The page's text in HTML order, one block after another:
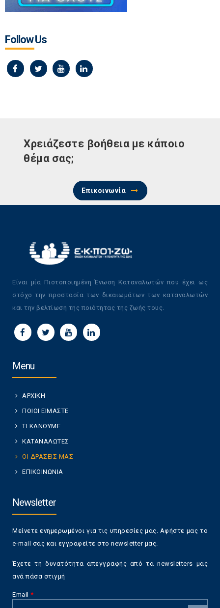
Follow Us
Χρειάζεστε βοήθεια με κάποιο
θέμα σας;
Επικοινωνία
Είναι μία Πιστοποιημένη Ένωση Καταναλωτών που έχει ως
στόχο την προστασία των δικαιωμάτων των καταναλωτών
και την βελτίωση της ποιότητας της ζωής τους.
Menu
ΑΡΧΙΚΗ
ΠΟΙΟΙ ΕΙΜΑΣΤΕ
ΤΙ ΚΑΝΟΥΜΕ
ΚΑΤΑΝΑΛΩΤΕΣ
ΟΙ ΔΡΑΣΕΙΣ ΜΑΣ
ΕΠΙΚΟΙΝΩΝΙΑ
Newsletter
Μείνετε ενημερωμένοι για τις υπηρεσίες μας. Αφήστε μας το
e-mail σας και εγγραφείτε στο newsletter μας.
Έχετε τη δυνατότητα απεγγραφής από τα newsletters μας
ανά πάσα στιγμή
Email *